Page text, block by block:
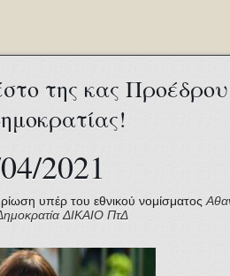
της κας
2021
υπέρ του εθνικού νομίσματος
ΔΙΚΑΙΟ ΠτΔ